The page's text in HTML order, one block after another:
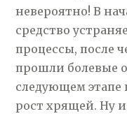
невероятно! В
средство
процессы, после
прошли болевые
следующем этапе
рост хрящей. Ну и